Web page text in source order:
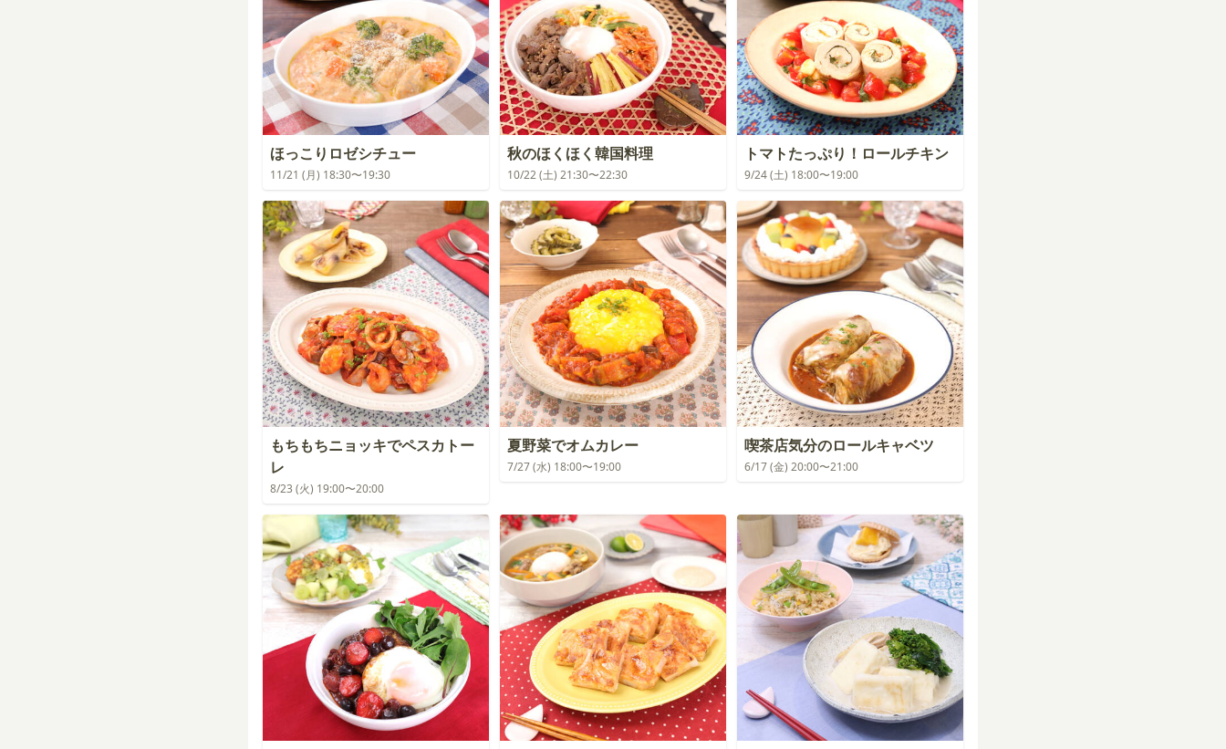
ほっこりロゼシチュー
11/21 (月) 18:30〜19:30
秋のほくほく韓国料理
10/22 (土) 21:30〜22:30
トマトたっぷり！ロールチキン
9/24 (土) 18:00〜19:00
もちもちニョッキでペスカトー
レ
8/23 (火) 19:00〜20:00
夏野菜でオムカレー
7/27 (水) 18:00〜19:00
喫茶店気分のロールキャベツ
6/17 (金) 20:00〜21:00